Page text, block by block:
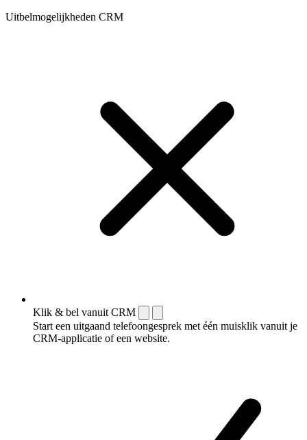
Uitbelmogelijkheden CRM
Klik & bel vanuit CRM
Start een uitgaand telefoongesprek met één muisklik vanuit je
CRM-applicatie of een website.